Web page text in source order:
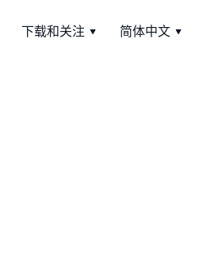
下载和关注 简体中文